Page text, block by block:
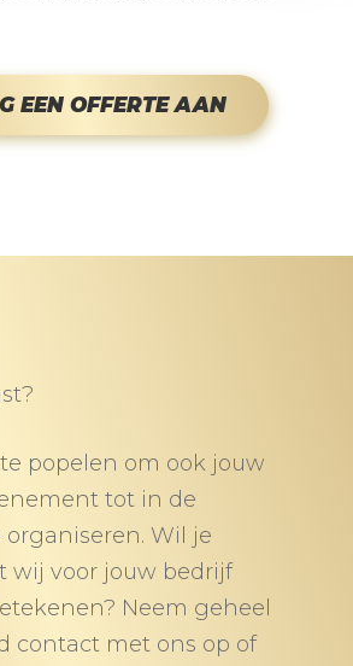
EEN OFFERTE AAN
popelen om ook jouw
tot in de
Wil je
wij voor jouw bedrijf
Neem geheel
contact met ons op of